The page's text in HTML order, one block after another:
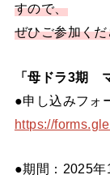
すので、
ぜひご参加く
「母ドラ3期
●申し込みフォ
https://
●期間：2025